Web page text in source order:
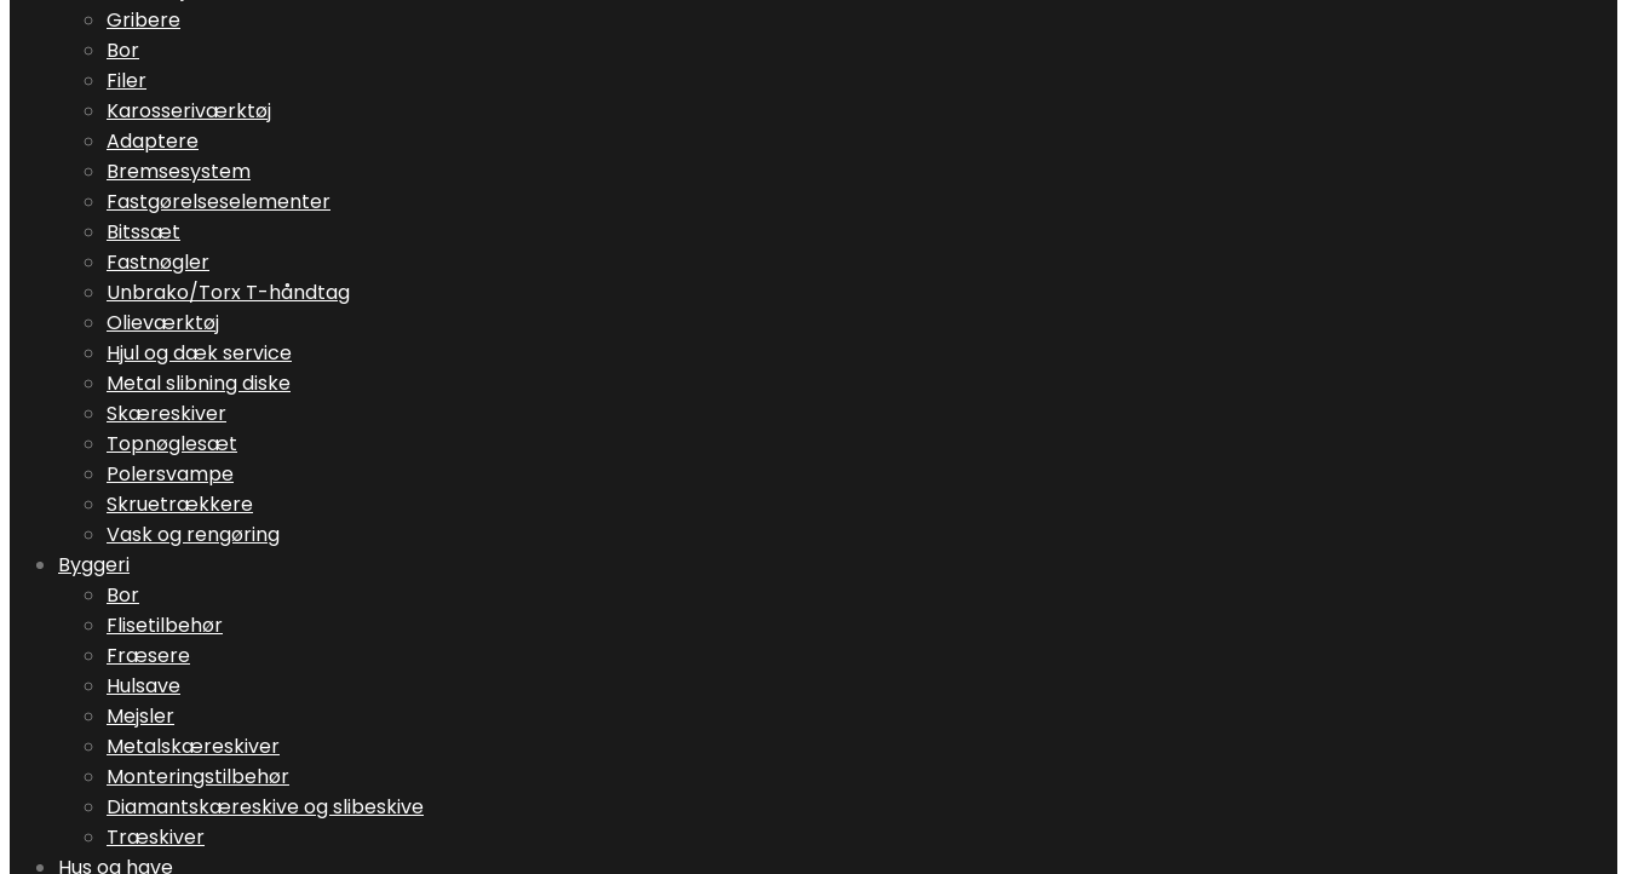
Gribere
Bor
Filer
Karosseriværktøj
Adaptere
Bremsesystem
Fastgørelseselementer
Bitssæt
Fastnøgler
Unbrako/Torx T-håndtag
Olieværktøj
Hjul og dæk service
Metal slibning diske
Skæreskiver
Topnøglesæt
Polersvampe
Skruetrækkere
Vask og rengøring
Byggeri
Bor
Flisetilbehør
Fræsere
Hulsave
Mejsler
Metalskæreskiver
Monteringstilbehør
Diamantskæreskive og slibeskive
Træskiver
Hus og have